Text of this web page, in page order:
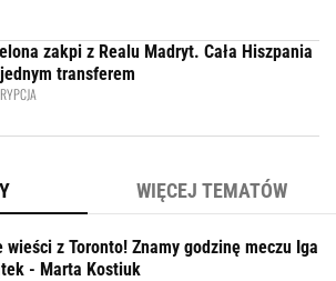
zakpi z Realu Madryt. Cała Hiszpania
transferem
WIĘCEJ TEMATÓW
wieści z Toronto! Znamy godzinę meczu Iga
- Marta Kostiuk